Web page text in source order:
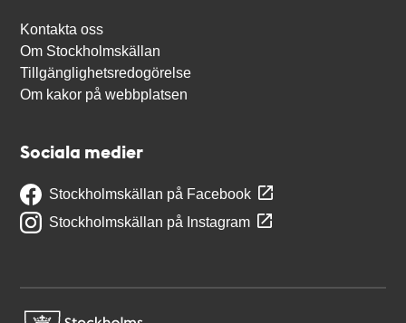
Kontakta oss
Om Stockholmskällan
Tillgänglighetsredogörelse
Om kakor på webbplatsen
Sociala medier
Stockholmskällan på Facebook
Stockholmskällan på Instagram